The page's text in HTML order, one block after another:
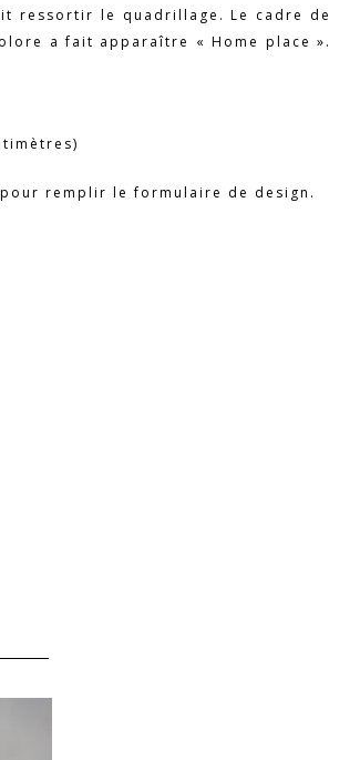
ressortir le quadrillage. Le cadre de
a fait apparaître « Home place ».
remplir le formulaire de design.